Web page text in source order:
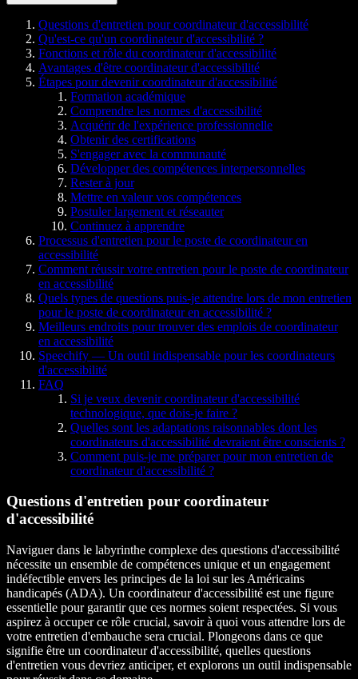
Questions d'entretien pour coordinateur d'accessibilité
Qu'est-ce qu'un coordinateur d'accessibilité ?
Fonctions et rôle du coordinateur d'accessibilité
Avantages d'être coordinateur d'accessibilité
Étapes pour devenir coordinateur d'accessibilité
Formation académique
Comprendre les normes d'accessibilité
Acquérir de l'expérience professionnelle
Obtenir des certifications
S'engager avec la communauté
Développer des compétences interpersonnelles
Rester à jour
Mettre en valeur vos compétences
Postuler largement et réseauter
Continuez à apprendre
Processus d'entretien pour le poste de coordinateur en
accessibilité
Comment réussir votre entretien pour le poste de coordinateur
en accessibilité
Quels types de questions puis-je attendre lors de mon entretien
pour le poste de coordinateur en accessibilité ?
Meilleurs endroits pour trouver des emplois de coordinateur
en accessibilité
Speechify — Un outil indispensable pour les coordinateurs
d'accessibilité
FAQ
Si je veux devenir coordinateur d'accessibilité
technologique, que dois-je faire ?
Quelles sont les adaptations raisonnables dont les
coordinateurs d'accessibilité devraient être conscients ?
Comment puis-je me préparer pour mon entretien de
coordinateur d'accessibilité ?
Questions d'entretien pour coordinateur
d'accessibilité
Naviguer dans le labyrinthe complexe des questions d'accessibilité
nécessite un ensemble de compétences unique et un engagement
indéfectible envers les principes de la loi sur les Américains
handicapés (ADA). Un coordinateur d'accessibilité est une figure
essentielle pour garantir que ces normes soient respectées. Si vous
aspirez à occuper ce rôle crucial, savoir à quoi vous attendre lors de
votre entretien d'embauche sera crucial. Plongeons dans ce que
signifie être un coordinateur d'accessibilité, quelles questions
d'entretien vous devriez anticiper, et explorons un outil indispensable